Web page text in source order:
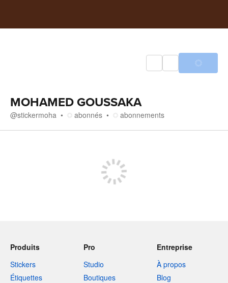
MOHAMED GOUSSAKA
@stickermoha abonnés abonnements
Produits
Stickers
Étiquettes
Pro
Studio
Boutiques
Entreprise
À propos
Blog